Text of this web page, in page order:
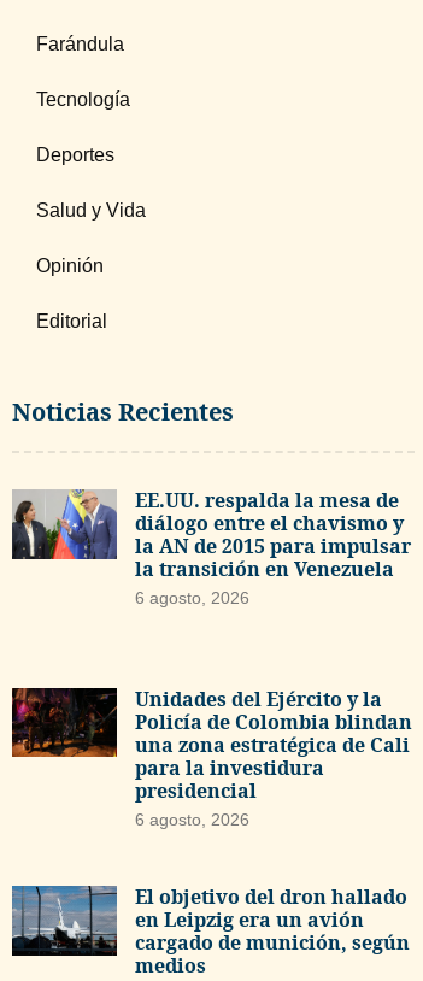
Farándula
Tecnología
Deportes
Salud y Vida
Opinión
Editorial
Noticias Recientes
EE.UU. respalda la mesa de
diálogo entre el chavismo y
la AN de 2015 para impulsar
la transición en Venezuela
6 agosto, 2026
Unidades del Ejército y la
Policía de Colombia blindan
una zona estratégica de Cali
para la investidura
presidencial
6 agosto, 2026
El objetivo del dron hallado
en Leipzig era un avión
cargado de munición, según
medios